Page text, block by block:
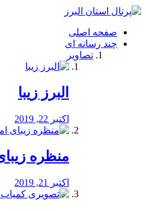
فصد
شرق
تهران
خشکشویی
صفحه اصلی
چند رسانه ای
تصاویر
البرز زیبا
اکتبر 22, 2019
منظره‌‌
اکتبر 21, 2019